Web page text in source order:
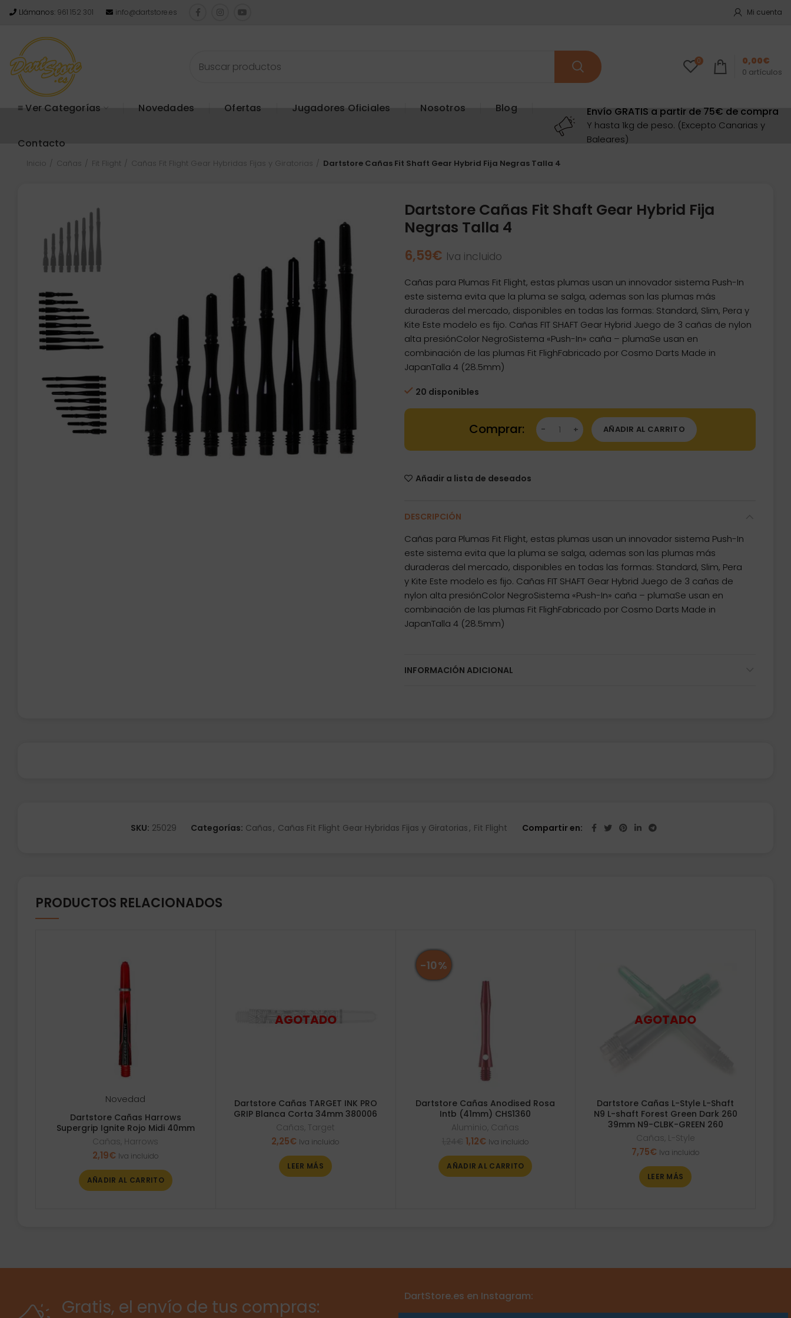
Llámanos: 961 152 301 info@dartstore.es Mi cuenta
0
0 artículos
0,00€
≡ Ver Categorías Novedades Ofertas Jugadores Oficiales Nosotros Blog
Contacto
Envío GRATIS a partir de 75€ de compra
Y hasta 1kg de peso. (Excepto Canarias y
Baleares)
Inicio Cañas Fit Flight Cañas Fit Flight Gear Hybridas Fijas y Giratorias Dartstore Cañas Fit Shaft Gear Hybrid Fija Negras Talla 4
Dartstore Cañas Fit Shaft Gear Hybrid Fija
Negras Talla 4
6,59€ Iva incluido
Cañas para Plumas Fit Flight, estas plumas usan un innovador sistema Push-In
este sistema evita que la pluma se salga, ademas son las plumas más
duraderas del mercado, disponibles en todas las formas: Standard, Slim, Pera y
Kite Este modelo es fijo. Cañas FIT SHAFT Gear Hybrid Juego de 3 cañas de nylon
alta presiónColor NegroSistema «Push-In» caña – plumaSe usan en
combinación de las plumas Fit FlighFabricado por Cosmo Darts Made in
JapanTalla 4 (28.5mm)
20 disponibles
Dartstore Cañas Fit Shaft Gear Hybrid Fija Negras Talla 4 cantidad
AÑADIR AL CARRITO
Añadir a lista de deseados
DESCRIPCIÓN
Cañas para Plumas Fit Flight, estas plumas usan un innovador sistema Push-In
este sistema evita que la pluma se salga, ademas son las plumas más
duraderas del mercado, disponibles en todas las formas: Standard, Slim, Pera
y Kite Este modelo es fijo. Cañas FIT SHAFT Gear Hybrid Juego de 3 cañas de
nylon alta presiónColor NegroSistema «Push-In» caña – plumaSe usan en
combinación de las plumas Fit FlighFabricado por Cosmo Darts Made in
JapanTalla 4 (28.5mm)
INFORMACIÓN ADICIONAL
SKU: 25029 Categorías: Cañas, Cañas Fit Flight Gear Hybridas Fijas y Giratorias, Fit Flight Compartir en
PRODUCTOS RELACIONADOS
Novedad
Dartstore Cañas Harrows
Supergrip Ignite Rojo Midi 40mm
Cañas, Harrows
2,19€ Iva incluido
AÑADIR AL CARRITO
Dartstore Cañas TARGET INK PRO
GRIP Blanca Corta 34mm 380006
Cañas, Target
2,25€ Iva incluido
LEER MÁS
-10%
Dartstore Cañas Anodised Rosa
Intb (41mm) CHS1360
Aluminio, Cañas
El
original
era:
1,12€El
actual
es:
Iva incluido
AÑADIR AL CARRITO
Dartstore Cañas L-Style L-Shaft
N9 L-shaft Forest Green Dark 260
39mm N9-CLBK-GREEN 260
Cañas, L-Style
7,75€ Iva incluido
LEER MÁS
Gratis, el envío de tus compras: DartStore.es en Instagram: